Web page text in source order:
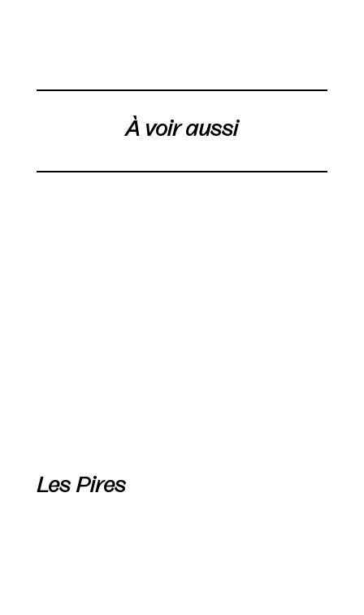
À voir aussi
Les Pires